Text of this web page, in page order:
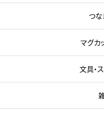
つな
マグカ
文具・